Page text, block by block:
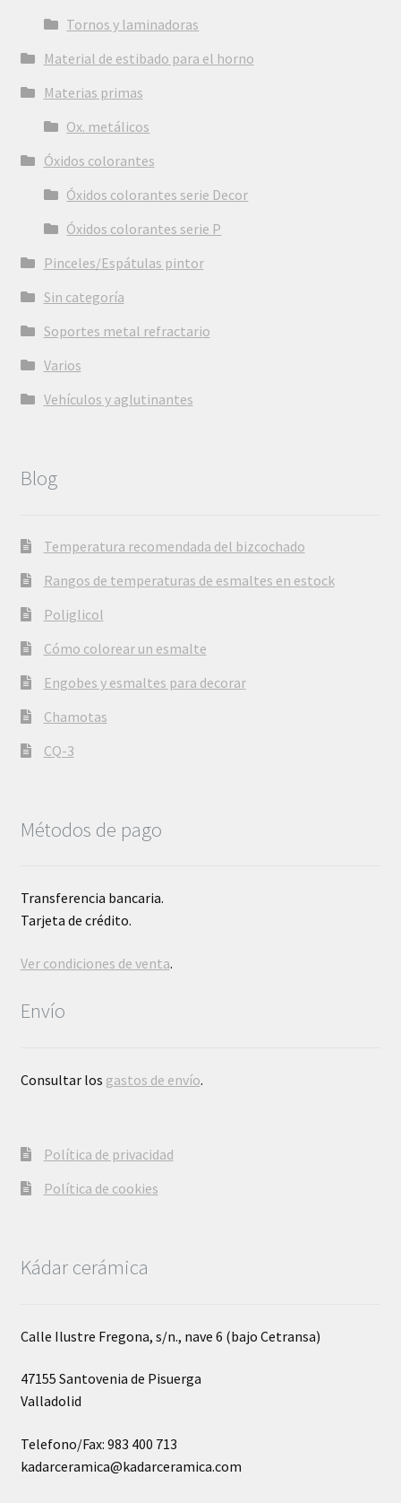
Tornos y laminadoras
Material de estibado para el horno
Materias primas
Ox. metálicos
Óxidos colorantes
Óxidos colorantes serie Decor
Óxidos colorantes serie P
Pinceles/Espátulas pintor
Sin categoría
Soportes metal refractario
Varios
Vehículos y aglutinantes
Blog
Temperatura recomendada del bizcochado
Rangos de temperaturas de esmaltes en estock
Poliglicol
Cómo colorear un esmalte
Engobes y esmaltes para decorar
Chamotas
CQ-3
Métodos de pago
Transferencia bancaria.
Tarjeta de crédito.
Ver condiciones de venta.
Envío
Consultar los gastos de envío.
Política de privacidad
Política de cookies
Kádar cerámica
Calle Ilustre Fregona, s/n., nave 6 (bajo Cetransa)
47155 Santovenia de Pisuerga
Valladolid
Telefono/Fax: 983 400 713
kadarceramica@kadarceramica.com